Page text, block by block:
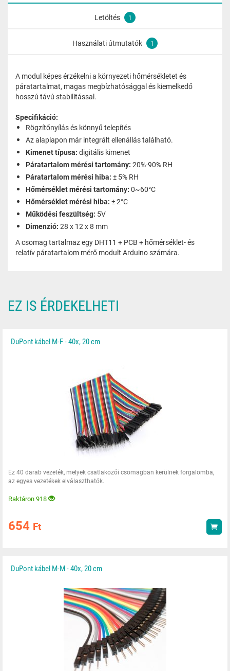
Letöltés 1
Használati útmutatók 1
A modul képes érzékelni a környezeti hőmérsékletet és
páratartalmat, magas megbízhatósággal és kiemelkedő
hosszú távú stabilitással.
Specifikáció:
Rögzítőnyílás és könnyű telepítés
Az alaplapon már integrált ellenállás található.
Kimenet típusa: digitális kimenet
Páratartalom mérési tartomány: 20%-90% RH
Páratartalom mérési hiba: ± 5% RH
Hőmérséklet mérési tartomány: 0~60°C
Hőmérséklet mérési hiba: ± 2°C
Működési feszültség: 5V
Dimenzió: 28 x 12 x 8 mm
A csomag tartalmaz egy DHT11 + PCB + hőmérséklet- és
relatív páratartalom mérő modult Arduino számára.
EZ IS ÉRDEKELHETI
DuPont kábel M-F - 40x, 20 cm
Ez 40 darab vezeték, melyek csatlakozói csomagban kerülnek forgalomba,
az egyes vezetékek elválaszthatók.
Raktáron 918
654 Ft
DuPont kábel M-M - 40x, 20 cm